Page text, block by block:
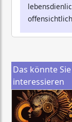
Das könnte
interessieren